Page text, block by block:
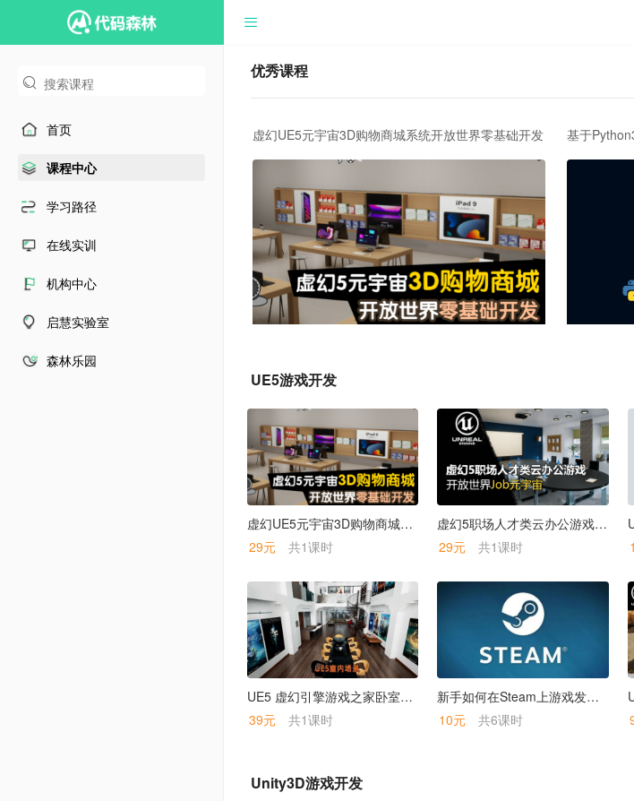
首页
课程中心
学习路径
在线实训
机构中心
启慧实验室
森林乐园
优秀课程
虚幻UE5元宇宙3D购物商城系统开放世界零基础开发 基于
UE5游戏开发
虚幻UE5元宇宙3D购物商城系统开放世界零基础开发
29元
共1课时
虚幻5职场人才类云办公游戏开放世界Job元宇宙
29元
共1课时
UE5 虚幻引擎游戏之家卧室办公客厅室内漫游场景-元宇宙首选素材包
39元
共1课时
新手如何在Steam上游戏发布/上架UE5游戏
10元
共6课时
Unity3D游戏开发